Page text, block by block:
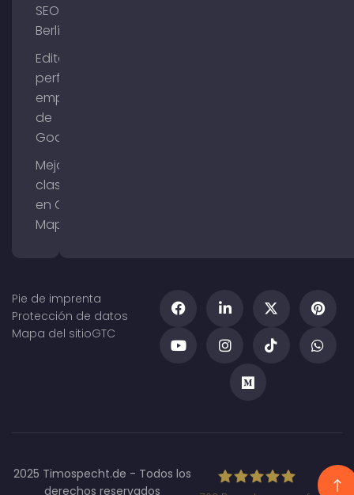
SEO
Berlín
Editar el
perfil de
empresa
de
Google
Mejorar la
clasificación
en Google
Maps
Pie de imprenta
Protección de datos
Mapa del sitioGTC
2025 Timospecht.de - Todos los
derechos reservados